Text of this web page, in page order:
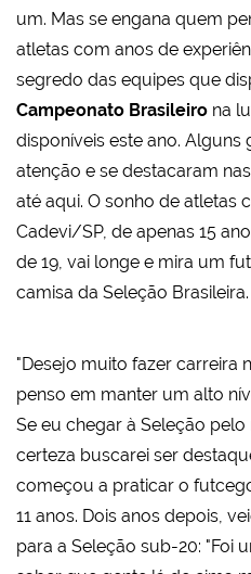
um. Mas se engana quem
atletas com anos de
segredo das equipes que
Campeonato Brasileiro na
disponíveis este ano.
atenção e se destacaram
até aqui. O sonho de atletas
Cadevi/SP, de apenas 15
de 19, vai longe e mira um
camisa da Seleção Brasileira.
"Desejo muito fazer carreira
penso em manter um alto
Se eu chegar à Seleção
certeza buscarei ser
começou a praticar o
11 anos. Dois anos depois,
para a Seleção sub-20: "Foi